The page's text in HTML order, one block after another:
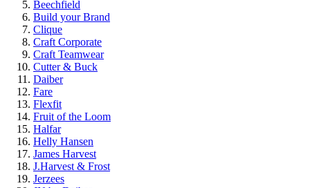
Beechfield
Build your Brand
Clique
Craft Corporate
Craft Teamwear
Cutter & Buck
Daiber
Fare
Flexfit
Fruit of the Loom
Halfar
Helly Hansen
James Harvest
J.Harvest & Frost
Jerzees